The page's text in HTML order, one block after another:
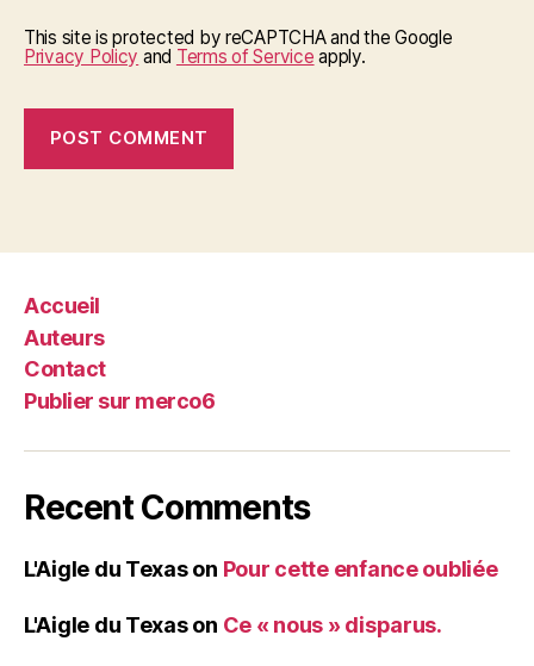
This site is protected by reCAPTCHA and the Google
Privacy Policy and Terms of Service apply.
Accueil
Auteurs
Contact
Publier sur merco6
Recent Comments
L'Aigle du Texason Pour cette enfance oubliée
L'Aigle du Texason Ce « nous » disparus.